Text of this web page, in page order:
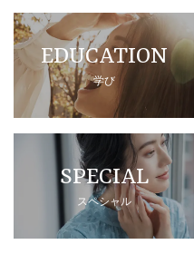
EDUCATION
学び
SPECIAL
スペシャル